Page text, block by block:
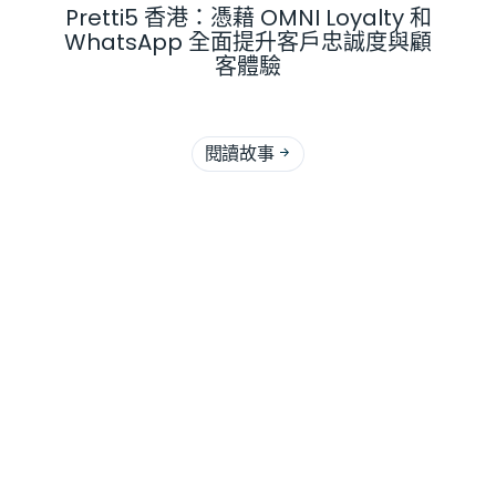
Pretti5 香港：憑藉 OMNI Loyalty 和
WhatsApp 全面提升客戶忠誠度與顧
客體驗
閱讀故事 